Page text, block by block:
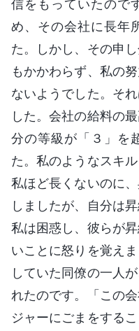
信をもっていたので
め、その会社に長年
た。しかし、その申
もかかわらず、私の
ないようでした。そ
した。会社の給料の
分の等級が「３」を
た。私のようなスキ
私ほど長くないのに
しましたが、自分は
私は困惑し、彼らが
いことに怒りを覚え
していた同僚の一人
れたのです。「この
ジャーにごまをする